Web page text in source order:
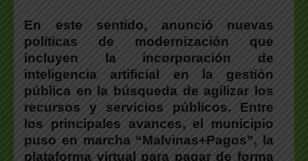
En este sentido, anunció nuevas
políticas de modernización que
incluyen la incorporación de
inteligencia artificial en la gestión
pública en la búsqueda de agilizar los
recursos y servicios públicos. Entre
los principales avances, el municipio
puso en marcha “Malvinas+Pagos”, la
plataforma virtual para pagar de forma